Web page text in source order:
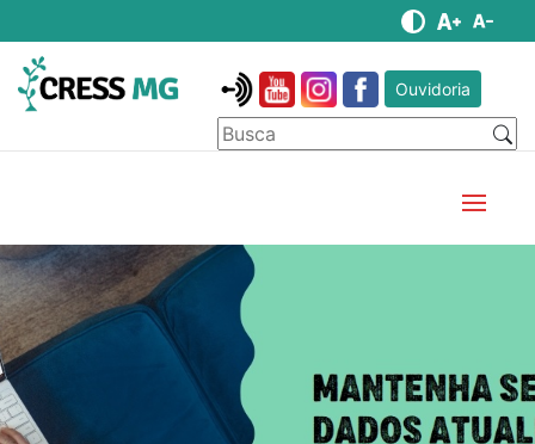
Ouvidoria